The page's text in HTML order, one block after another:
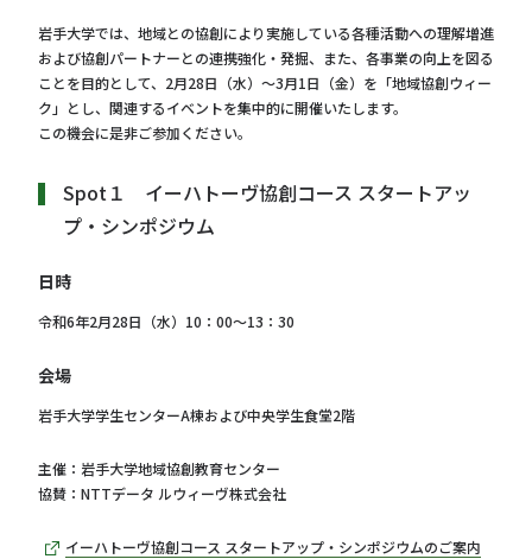
岩手大学では、地域との協創により実施している各種活動への理解増進
および協創パートナーとの連携強化・発掘、また、各事業の向上を図る
ことを目的として、2月28日（水）～3月1日（金）を「地域協創ウィー
ク」とし、関連するイベントを集中的に開催いたします。
この機会に是非ご参加ください。
Spot１ イーハトーヴ協創コース スタートアッ
プ・シンポジウム
日時
令和6年2月28日（水）10：00～13：30
会場
岩手大学学生センターA棟および中央学生食堂2階
主催：岩手大学地域協創教育センター
協賛：NTTデータ ルウィーヴ株式会社
イーハトーヴ協創コース スタートアップ・シンポジウムのご案内